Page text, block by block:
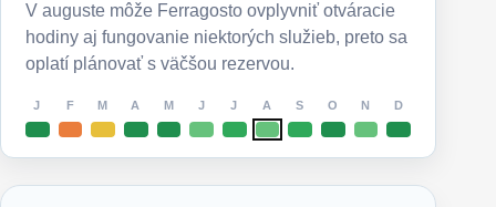
V auguste môže Ferragosto ovplyvniť otváracie
hodiny aj fungovanie niektorých služieb, preto sa
oplatí plánovať s väčšou rezervou.
J F M A M J J A S O N D